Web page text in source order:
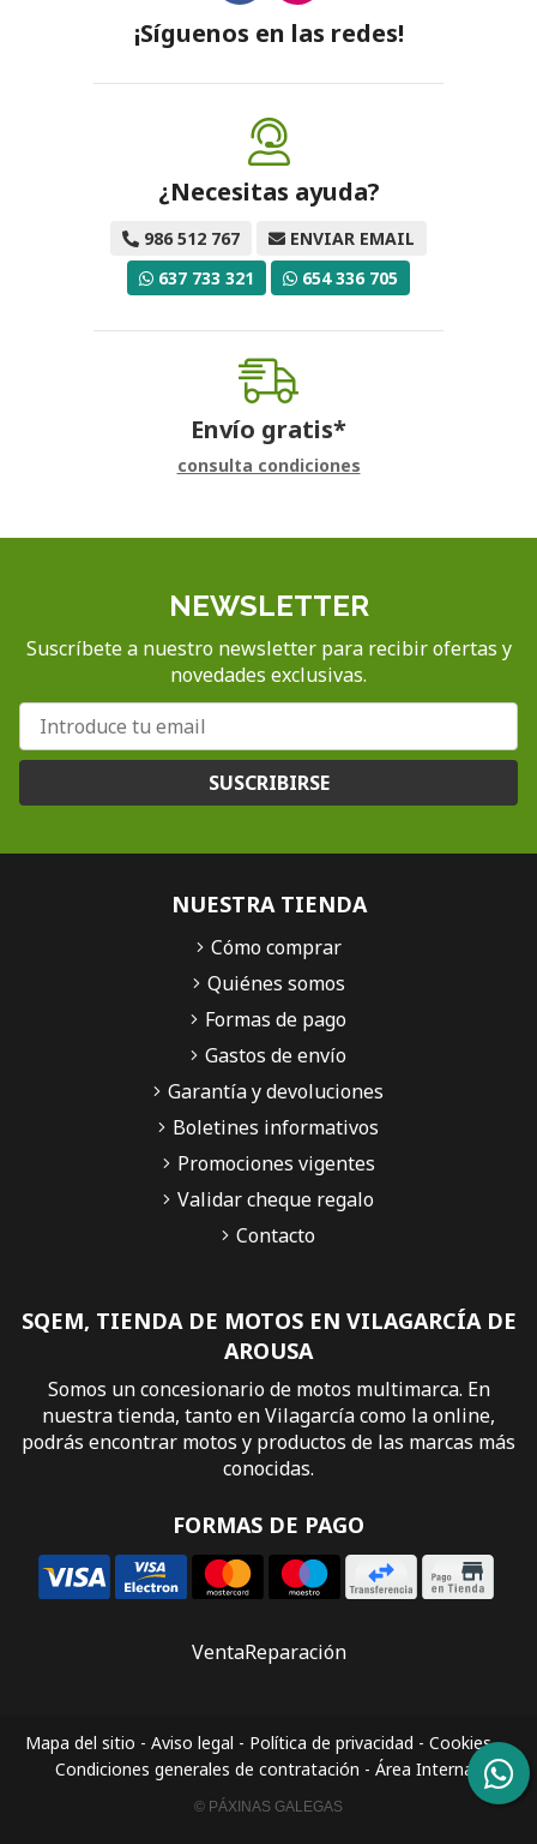
¡Síguenos en las redes!
¿Necesitas ayuda?
986 512 767
ENVIAR EMAIL
637 733 321
654 336 705
Envío gratis*
consulta condiciones
NEWSLETTER
Suscríbete a nuestro newsletter para recibir ofertas y
novedades exclusivas.
SUSCRIBIRSE
SQEM, TIENDA DE MOTOS EN VILAGARCÍA DE
AROUSA
Somos un concesionario de motos multimarca. En
nuestra tienda, tanto en Vilagarcía como la online,
podrás encontrar motos y productos de las marcas más
conocidas.
FORMAS DE PAGO
NUESTRA TIENDA
Cómo comprar
Quiénes somos
Formas de pago
Gastos de envío
Garantía y devoluciones
Boletines informativos
Promociones vigentes
Validar cheque regalo
Contacto
VentaReparación
Mapa del sitio - Aviso legal - Política de privacidad - Cookies-
Condiciones generales de contratación - Área Interna
© PÁXINAS GALEGAS